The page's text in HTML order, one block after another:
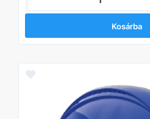
Kosárba